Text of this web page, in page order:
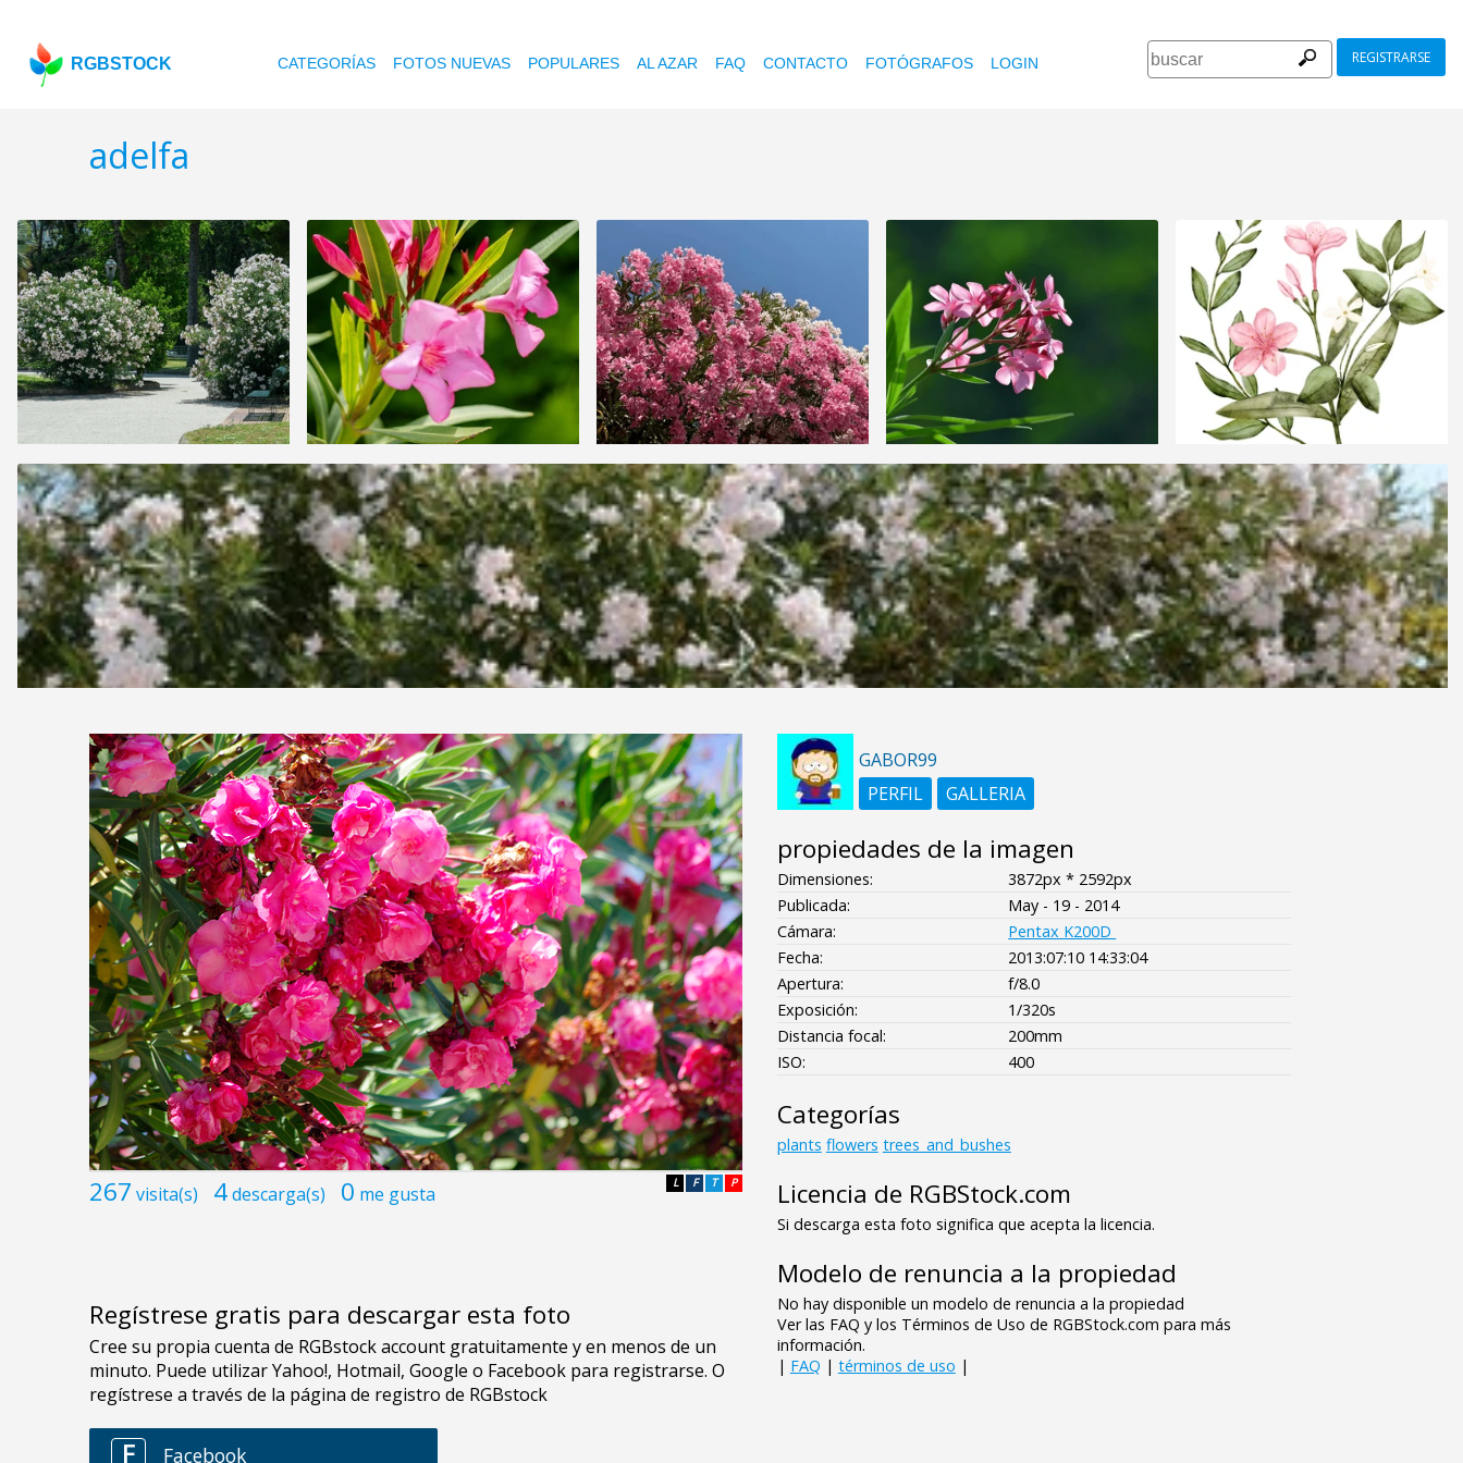
RGBSTOCK CATEGORÍAS FOTOS NUEVAS POPULARES AL AZAR FAQ CONTACTO FOTÓGRAFOS LOGIN REGISTRARSE
adelfa
267 visita(s) 4descarga(s) 0 me gusta P
T
F
L
Regístrese gratis para descargar esta foto
GABOR99
PERFIL
GALLERIA
propiedades de la imagen
Dimensiones:
3872px * 2592px
Publicada:
May - 19 - 2014
Cámara:
Pentax K200D
Fecha:
2013:07:10 14:33:04
Apertura:
f/8.0
Exposición:
1/320s
Distancia focal:
200mm
ISO:
400
Categorías
plants flowers trees_and_bushes
Licencia de RGBStock.com
Si descarga esta foto significa que acepta la licencia.
Modelo de renuncia a la propiedad
No hay disponible un modelo de renuncia a la propiedad
Ver las FAQ y los Términos de Uso de RGBStock.com para más
información.
| FAQ | términos de uso |